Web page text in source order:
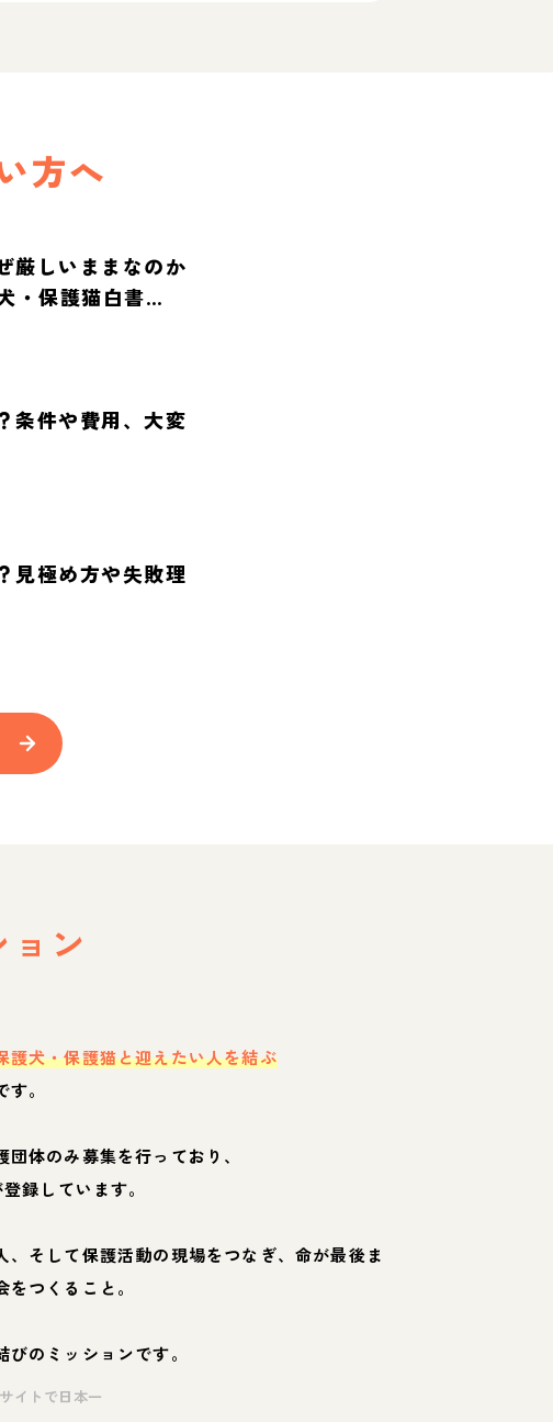
方へ
厳しいままなのか
・保護猫白書
条件や費用、大変
見極め方や失敗理
ョン
護犬・保護猫と迎えたい人を結ぶ
す。
体のみ募集を行っており、
録しています。
、そして保護活動の現場をつなぎ、命が最後ま
つくること。
のミッションです。
イトで日本一